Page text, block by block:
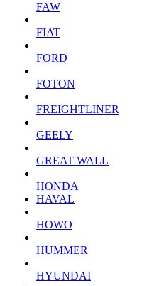
FAW
FIAT
FORD
FOTON
FREIGHTLINER
GEELY
GREAT WALL
HONDA
HAVAL
HOWO
HUMMER
HYUNDAI